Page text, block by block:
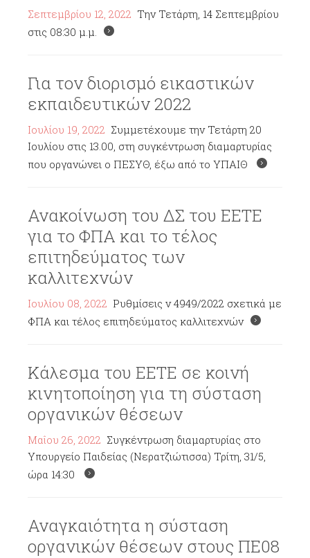
Σεπτεμβρίου 12, 2022 Την Τετάρτη, 14 Σεπτεμβρίου
στις 08:30 μ.μ.
Για τον διορισμό εικαστικών
εκπαιδευτικών 2022
Ιουλίου 19, 2022 Συμμετέχουμε την Τετάρτη 20
Ιουλίου στις 13.00, στη συγκέντρωση διαμαρτυρίας
που οργανώνει ο ΠΕΣΥΘ, έξω από το ΥΠΑΙΘ
Ανακοίνωση του ΔΣ του ΕΕΤΕ
για το ΦΠΑ και το τέλος
επιτηδεύματος των
καλλιτεχνών
Ιουλίου 08, 2022 Ρυθμίσεις ν 4949/2022 σχετικά με
ΦΠΑ και τέλος επιτηδεύματος καλλιτεχνών
Κάλεσμα του ΕΕΤΕ σε κοινή
κινητοποίηση για τη σύσταση
οργανικών θέσεων
Μαΐου 26, 2022 Συγκέντρωση διαμαρτυρίας στο
Υπουργείο Παιδείας (Νερατζιώτισσα) Τρίτη, 31/5,
ώρα 14:30
Αναγκαιότητα η σύσταση
οργανικών θέσεων στους ΠΕ08